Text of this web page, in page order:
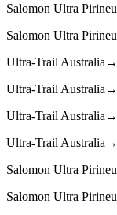
Salomon Ultra Pirineu
Salomon Ultra Pirineu
Ultra-Trail Australia →
Ultra-Trail Australia →
Ultra-Trail Australia →
Ultra-Trail Australia →
Salomon Ultra Pirineu
Salomon Ultra Pirineu